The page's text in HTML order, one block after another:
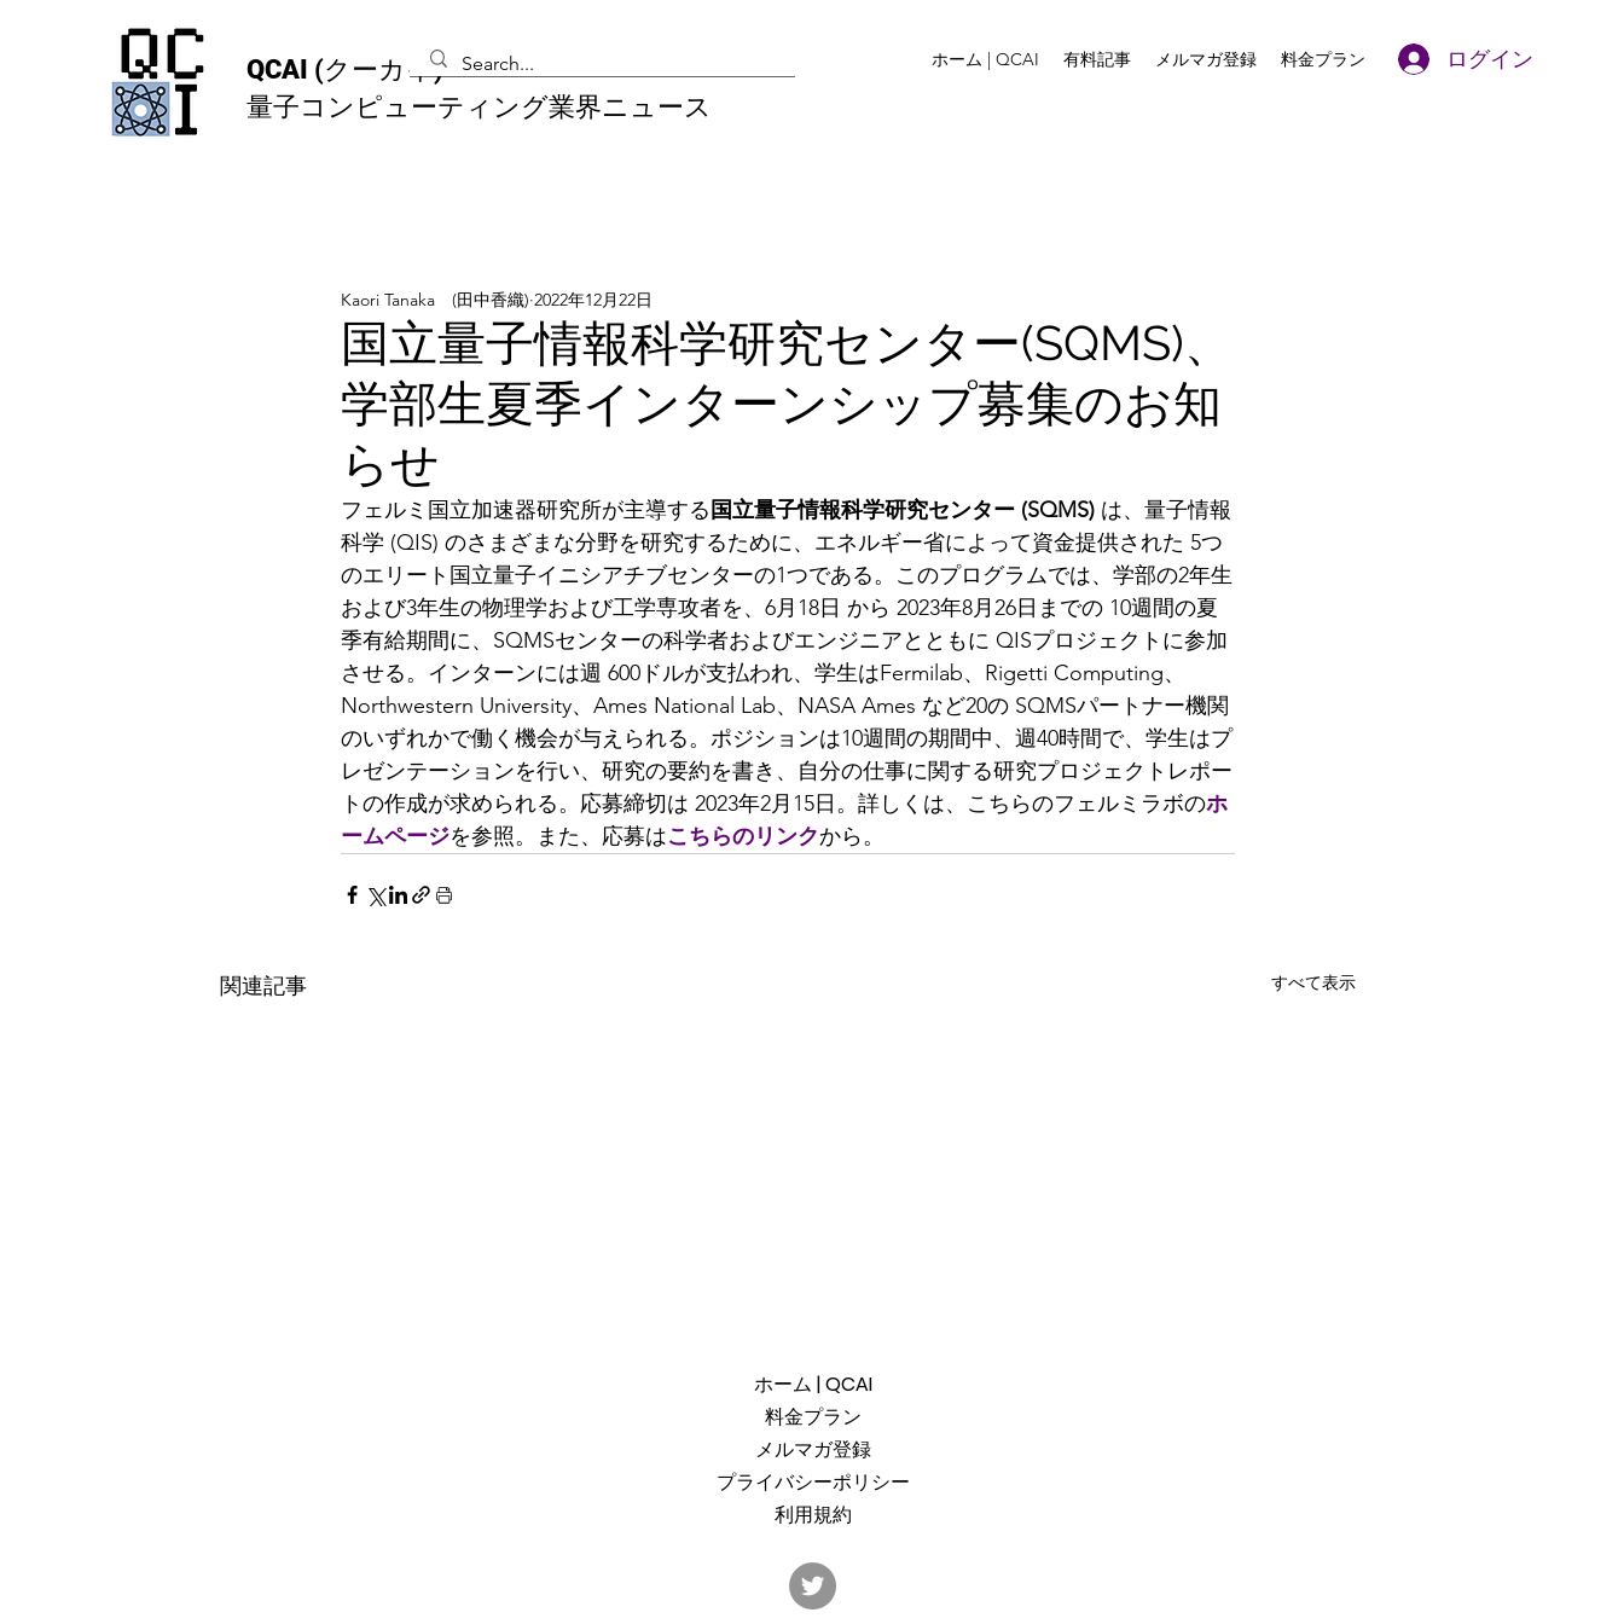
QCAI (クーカイ)
量子コンピューティング業界ニュース
ホーム | QCAI 有料記事 メルマガ登録 料金プラン ログイン
国立量子情報科学研究センター(SQMS)、
学部生夏季インターンシップ募集のお知
らせ
Kaori Tanaka (田中香織) 2022年12月22日
フェルミ国立加速器研究所が主導する 国立量子情報科学研究センター (SQMS) は、量子情報
科学 (QIS) のさまざまな分野を研究するために、エネルギー省によって資金提供された 5つ
のエリート国立量子イニシアチブセンターの1つである。このプログラムでは、学部の2年生
および3年生の物理学および工学専攻者を、6月18日 から 2023年8月26日までの 10週間の夏
季有給期間に、SQMSセンターの科学者およびエンジニアとともに QISプロジェクトに参加
させる。インターンには週 600ドルが支払われ、学生はFermilab、Rigetti Computing、
Northwestern University、Ames National Lab、NASA Ames など20の SQMSパートナー機関
のいずれかで働く機会が与えられる。ポジションは10週間の期間中、週40時間で、学生はプ
レゼンテーションを行い、研究の要約を書き、自分の仕事に関する研究プロジェクトレポー
トの作成が求められる。応募締切は 2023年2月15日。詳しくは、こちらのフェルミラボのホ
ームページを参照。また、応募はこちらのリンクから。
関連記事 すべて表示
産総研のG-QuATに冷却原子
(中性原子)方式の米国QuEra社
ホーム | QCAI
料金プラン
メルマガ登録
プライバシーポリシー
利用規約